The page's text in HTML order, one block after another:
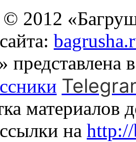
2012
представлена
материалов
на http://